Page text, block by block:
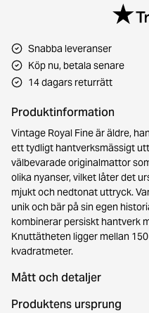
Snabba leveranser
Köp nu, betala senare
14 dagars returrätt
Produktinformation
Vintage Royal Fine är äldre,
ett tydligt hantverksmässigt
välbevarade originalmattor
olika nyanser, vilket låter det
mjukt och nedtonat uttryck.
unik och bär på sin egen
kombinerar persiskt hantverk
Knuttätheten ligger mellan
kvadratmeter.
Mått och detaljer
Produktens ursprung